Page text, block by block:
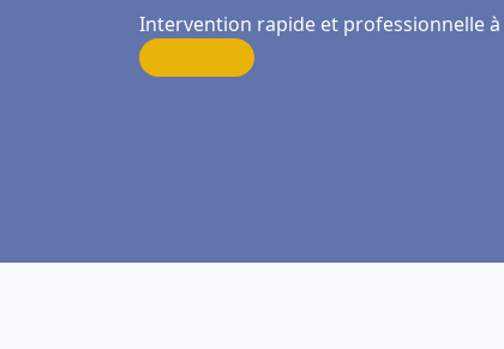
Intervention rapide et professionnelle à